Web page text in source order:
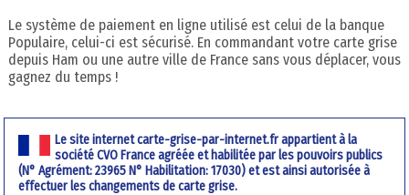
Le système de paiement en ligne utilisé est celui de la banque
Populaire, celui-ci est sécurisé. En commandant votre carte grise
depuis Ham ou une autre ville de France sans vous déplacer, vous
gagnez du temps !
Le site internet carte-grise-par-internet.fr appartient à la
société CVO France agréée et habilitée par les pouvoirs publics
(N° Agrément: 23965 N° Habilitation: 17030) et est ainsi autorisée à
effectuer les changements de carte grise.